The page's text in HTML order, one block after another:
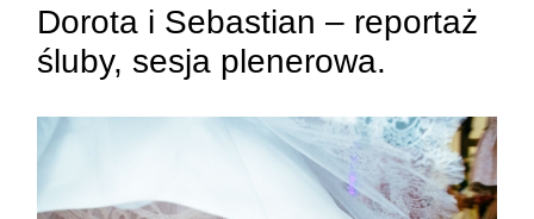
Dorota i Sebastian – reportaż
śluby, sesja plenerowa.